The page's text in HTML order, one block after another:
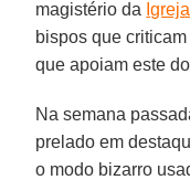
magistério da Igreja
bispos que criticam
que apoiam este
Na semana
prelado em
o modo bizarro